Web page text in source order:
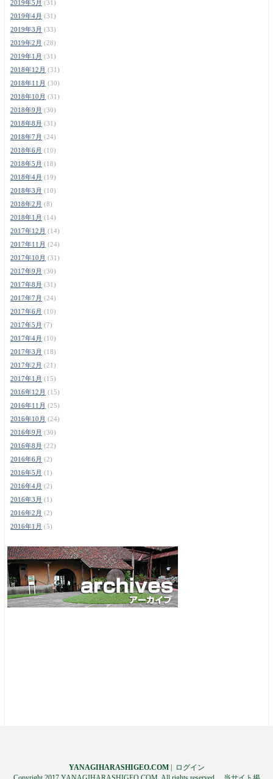
2019年5月 (31)
2019年4月 (31)
2019年3月 (33)
2019年2月 (28)
2019年1月 (31)
2018年12月 (31)
2018年11月 (30)
2018年10月 (31)
2018年9月 (30)
2018年8月 (31)
2018年7月 (24)
2018年6月 (10)
2018年5月 (18)
2018年4月 (19)
2018年3月 (10)
2018年2月 (8)
2018年1月 (14)
2017年12月 (14)
2017年11月 (24)
2017年10月 (31)
2017年9月 (30)
2017年8月 (31)
2017年7月 (24)
2017年6月 (10)
2017年5月 (7)
2017年4月 (10)
2017年3月 (18)
2017年2月 (21)
2017年1月 (15)
2016年12月 (15)
2016年11月 (25)
2016年10月 (24)
2016年9月 (30)
2016年8月 (22)
2016年6月 (2)
2016年5月 (1)
2016年4月 (2)
2016年3月 (1)
2016年2月 (2)
2016年1月 (5)
YANAGIHARASHIGEO.COM|
ログイン